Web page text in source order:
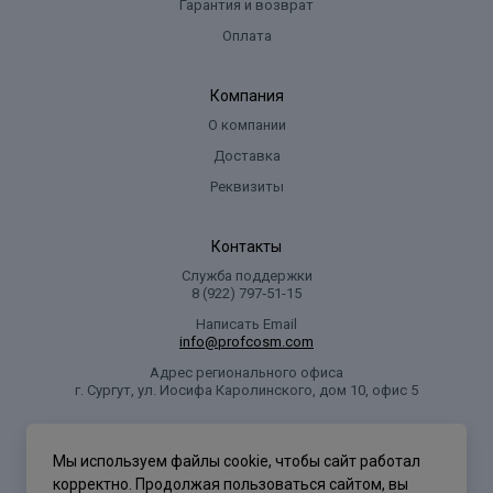
Гарантия и возврат
Оплата
Компания
О компании
Доставка
Реквизиты
Контакты
Служба поддержки
8 (922) 797‑51-15
Написать Email
info@profcosm.com
Адрес регионального офиса
г. Сургут, ул. Иосифа Каролинского, дом 10, офис 5
Мы используем файлы cookie, чтобы сайт работал
корректно. Продолжая пользоваться сайтом, вы